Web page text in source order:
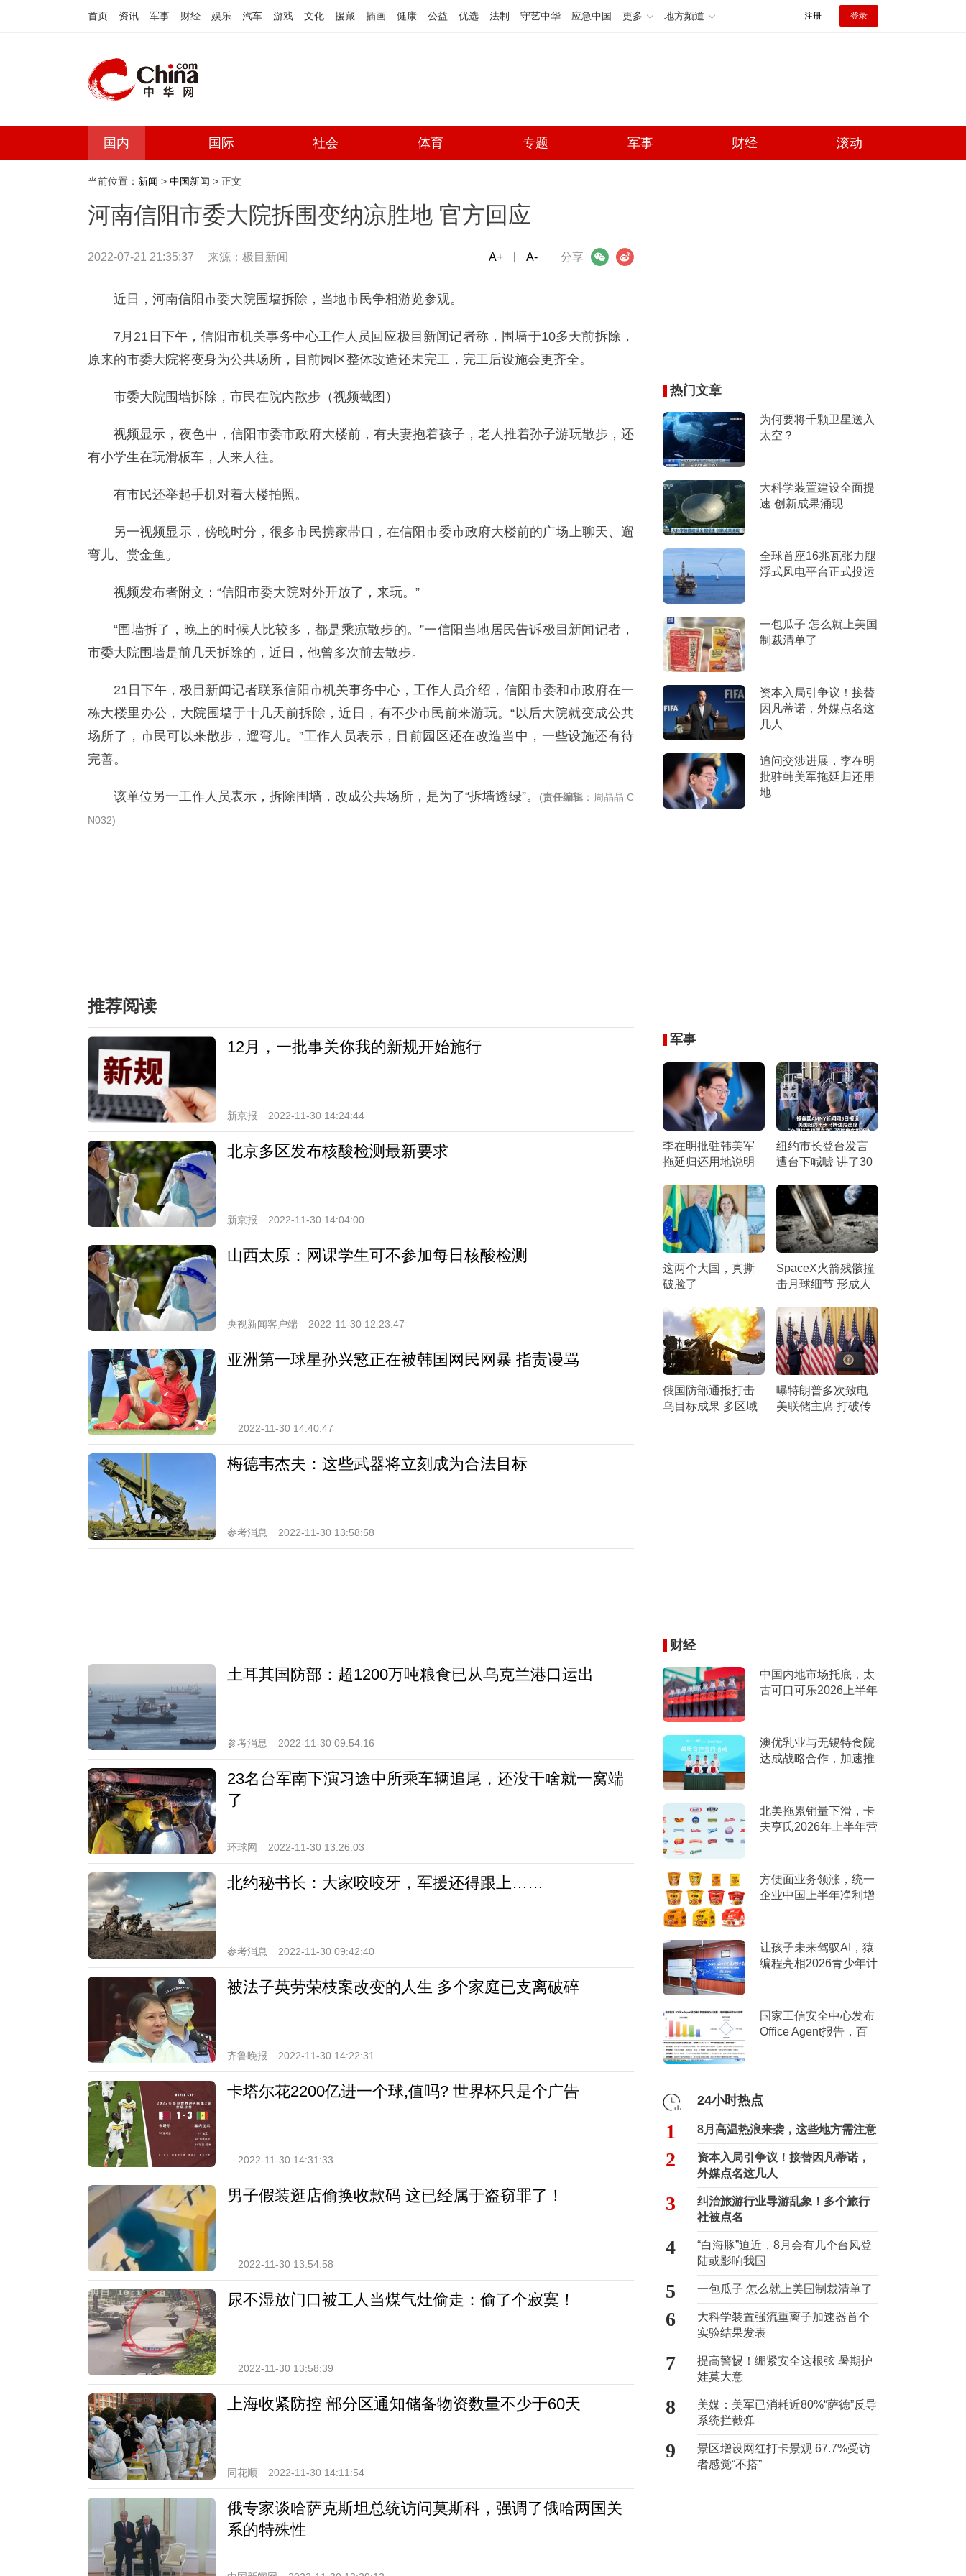
首页 资讯 军事 财经 娱乐 汽车 游戏 文化 援藏 插画 健康 公益 优选 法制 守艺中华 应急中国 更多 地方频道 注册 登录
国内 国际 社会 体育 专题 军事 财经 滚动
当前位置： 新闻 > 中国新闻 > 正文
河南信阳市委大院拆围变纳凉胜地 官方回应
2022-07-21 21:35:37 来源：极目新闻 分享
微信 微博
A+ A-
近日，河南信阳市委大院围墙拆除，当地市民争相游览参观。
7月21日下午，信阳市机关事务中心工作人员回应极目新闻记者称，围墙于10多天前拆除，
原来的市委大院将变身为公共场所，目前园区整体改造还未完工，完工后设施会更齐全。
市委大院围墙拆除，市民在院内散步（视频截图）
视频显示，夜色中，信阳市委市政府大楼前，有夫妻抱着孩子，老人推着孙子游玩散步，还
有小学生在玩滑板车，人来人往。
有市民还举起手机对着大楼拍照。
另一视频显示，傍晚时分，很多市民携家带口，在信阳市委市政府大楼前的广场上聊天、遛
弯儿、赏金鱼。
视频发布者附文：“信阳市委大院对外开放了，来玩。”
“围墙拆了，晚上的时候人比较多，都是乘凉散步的。”一信阳当地居民告诉极目新闻记者，
市委大院围墙是前几天拆除的，近日，他曾多次前去散步。
21日下午，极目新闻记者联系信阳市机关事务中心，工作人员介绍，信阳市委和市政府在一
栋大楼里办公，大院围墙于十几天前拆除，近日，有不少市民前来游玩。“以后大院就变成公共
场所了，市民可以来散步，遛弯儿。”工作人员表示，目前园区还在改造当中，一些设施还有待
完善。
该单位另一工作人员表示，拆除围墙，改成公共场所，是为了“拆墙透绿”。 (责任编辑 ：周晶晶 C
N032)
推荐阅读
12月，一批事关你我的新规开始施行
新京报 2022-11-30 14:24:44
北京多区发布核酸检测最新要求
新京报 2022-11-30 14:04:00
山西太原：网课学生可不参加每日核酸检测
央视新闻客户端 2022-11-30 12:23:47
亚洲第一球星孙兴慜正在被韩国网民网暴 指责谩骂
2022-11-30 14:40:47
梅德韦杰夫：这些武器将立刻成为合法目标
参考消息 2022-11-30 13:58:58
土耳其国防部：超1200万吨粮食已从乌克兰港口运出
参考消息 2022-11-30 09:54:16
23名台军南下演习途中所乘车辆追尾，还没干啥就一窝端
了
环球网 2022-11-30 13:26:03
北约秘书长：大家咬咬牙，军援还得跟上……
参考消息 2022-11-30 09:42:40
被法子英劳荣枝案改变的人生 多个家庭已支离破碎
齐鲁晚报 2022-11-30 14:22:31
卡塔尔花2200亿进一个球,值吗? 世界杯只是个广告
2022-11-30 14:31:33
男子假装逛店偷换收款码 这已经属于盗窃罪了！
2022-11-30 13:54:58
尿不湿放门口被工人当煤气灶偷走：偷了个寂寞！
2022-11-30 13:58:39
上海收紧防控 部分区通知储备物资数量不少于60天
同花顺 2022-11-30 14:11:54
俄专家谈哈萨克斯坦总统访问莫斯科，强调了俄哈两国关
系的特殊性
热门文章
为何要将千颗卫星送入
太空？
大科学装置建设全面提
速 创新成果涌现
全球首座16兆瓦张力腿
浮式风电平台正式投运
一包瓜子 怎么就上美国
制裁清单了
资本入局引争议！接替
因凡蒂诺，外媒点名这
几人
追问交涉进展，李在明
批驻韩美军拖延归还用
地
军事
李在明批驻韩美军
拖延归还用地说明
是借口”
纽约市长登台发言
遭台下喊嘘 讲了30
倒竖拇指
这两个大国，真撕
破脸了
SpaceX火箭残骸撞
击月球细节 形成人
俄国防部通报打击
乌目标成果 多区域
曝特朗普多次致电
美联储主席 打破传
财经
中国内地市场托底，太
古可口可乐2026上半年
澳优乳业与无锡特食院
达成战略合作，加速推
北美拖累销量下滑，卡
夫亨氏2026年上半年营
方便面业务领涨，统一
企业中国上半年净利增
让孩子未来驾驭AI，猿
编程亮相2026青少年计
国家工信安全中心发布
Office Agent报告，百
24小时热点
1 8月高温热浪来袭，这些地方需注意
2
资本入局引争议！接替因凡蒂诺，
外媒点名这几人
3
纠治旅游行业导游乱象！多个旅行
社被点名
4
“白海豚”迫近，8月会有几个台风登
陆或影响我国
5 一包瓜子 怎么就上美国制裁清单了
6
大科学装置强流重离子加速器首个
实验结果发表
7
提高警惕！绷紧安全这根弦 暑期护
娃莫大意
8
美媒：美军已消耗近80%“萨德”反导
系统拦截弹
9
景区增设网红打卡景观 67.7%受访
者感觉“不搭”